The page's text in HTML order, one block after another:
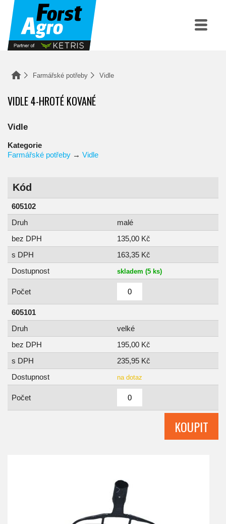
Farmářské potřeby Vidle
VIDLE 4-HROTÉ KOVANÉ
Vidle
Kategorie
Farmářské potřeby → Vidle
Kód
605102
Druh
malé
bez DPH
135,00 Kč
s DPH
163,35 Kč
Dostupnost
skladem (5 ks)
Počet
605101
Druh
velké
bez DPH
195,00 Kč
s DPH
235,95 Kč
Dostupnost
na dotaz
Počet